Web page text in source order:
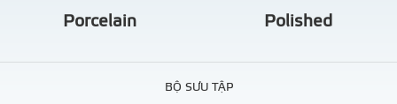
Porcelain Polished
BỘ SƯU TẬP